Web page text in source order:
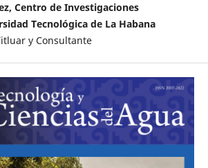
Centro de Investigaciones
Tecnológica de La Habana
y Consultante